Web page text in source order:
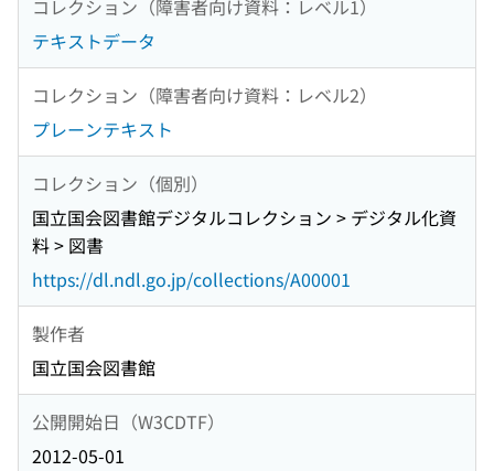
コレクション（障害者向け資料：レベル1）
テキストデータ
コレクション（障害者向け資料：レベル2）
プレーンテキスト
コレクション（個別）
国立国会図書館デジタルコレクション > デジタル化資
料 > 図書
https://dl.ndl.go.jp/collections/A00001
製作者
国立国会図書館
公開開始日（W3CDTF）
2012-05-01